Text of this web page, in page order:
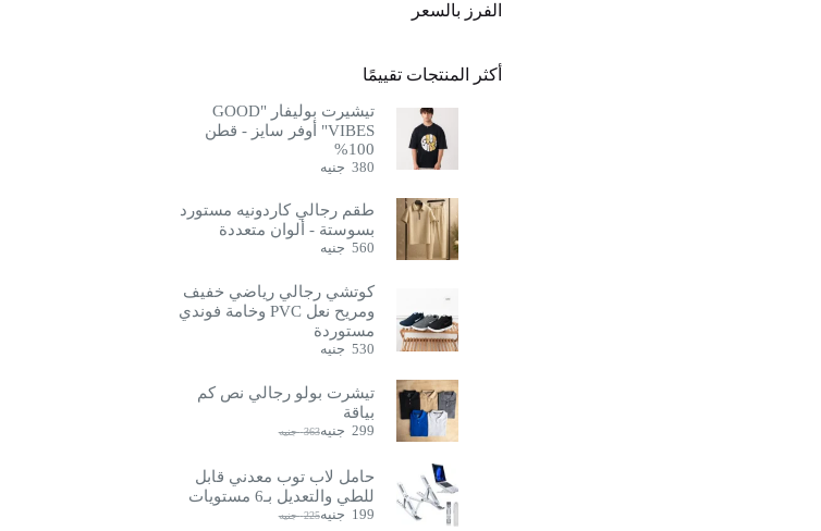
الفرز بالسعر
أكثر المنتجات تقييمًا
تيشيرت بوليفار "GOOD
VIBES" أوفر سايز - قطن
100%
380 جنيه
طقم رجالي كاردونيه مستورد
بسوستة - ألوان متعددة
560 جنيه
كوتشي رجالي رياضي خفيف
ومريح نعل PVC وخامة فوندي
مستوردة
530 جنيه
تيشرت بولو رجالي نص كم
بياقة
363 جنيهالسعر
هو:
جنيه.
299 جنيهالسعر
هو:
جنيه.
حامل لاب توب معدني قابل
للطي والتعديل بـ6 مستويات
225 جنيهالسعر
199 جنيهالسعر